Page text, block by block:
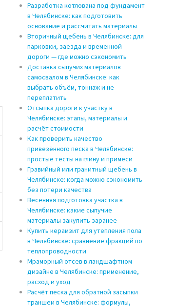
Разработка котлована под фундамент
в Челябинске: как подготовить
основание и рассчитать материалы
Вторичный щебень в Челябинске: для
парковки, заезда и временной
дороги — где можно сэкономить
Доставка сыпучих материалов
самосвалом в Челябинске: как
выбрать объём, тоннаж и не
переплатить
Отсыпка дороги к участку в
Челябинске: этапы, материалы и
расчёт стоимости
Как проверить качество
привезённого песка в Челябинске:
простые тесты на глину и примеси
Гравийный или гранитный щебень в
Челябинске: когда можно сэкономить
без потери качества
Весенняя подготовка участка в
Челябинске: какие сыпучие
материалы закупить заранее
Купить керамзит для утепления пола
в Челябинске: сравнение фракций по
теплопроводности
Мраморный отсев в ландшафтном
дизайне в Челябинске: применение,
расход и уход
Расчёт песка для обратной засыпки
траншеи в Челябинске: формулы,